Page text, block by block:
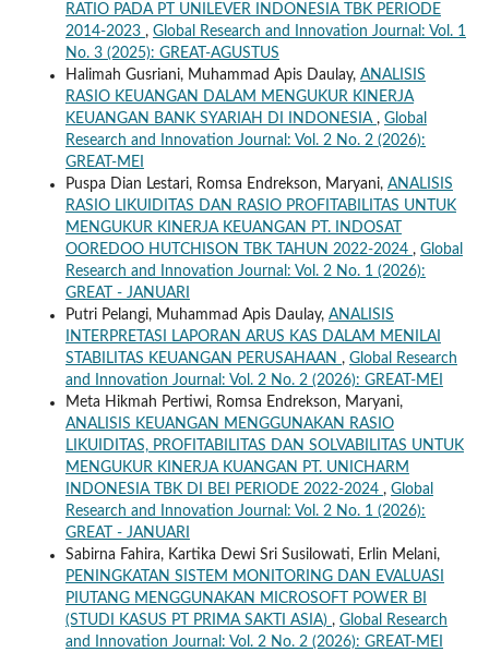
RATIO PADA PT UNILEVER INDONESIA TBK PERIODE
2014-2023 , Global Research and Innovation Journal: Vol. 1
No. 3 (2025): GREAT-AGUSTUS
Halimah Gusriani, Muhammad Apis Daulay, ANALISIS
RASIO KEUANGAN DALAM MENGUKUR KINERJA
KEUANGAN BANK SYARIAH DI INDONESIA , Global
Research and Innovation Journal: Vol. 2 No. 2 (2026):
GREAT-MEI
Puspa Dian Lestari, Romsa Endrekson, Maryani, ANALISIS
RASIO LIKUIDITAS DAN RASIO PROFITABILITAS UNTUK
MENGUKUR KINERJA KEUANGAN PT. INDOSAT
OOREDOO HUTCHISON TBK TAHUN 2022-2024 , Global
Research and Innovation Journal: Vol. 2 No. 1 (2026):
GREAT - JANUARI
Putri Pelangi, Muhammad Apis Daulay, ANALISIS
INTERPRETASI LAPORAN ARUS KAS DALAM MENILAI
STABILITAS KEUANGAN PERUSAHAAN , Global Research
and Innovation Journal: Vol. 2 No. 2 (2026): GREAT-MEI
Meta Hikmah Pertiwi, Romsa Endrekson, Maryani,
ANALISIS KEUANGAN MENGGUNAKAN RASIO
LIKUIDITAS, PROFITABILITAS DAN SOLVABILITAS UNTUK
MENGUKUR KINERJA KUANGAN PT. UNICHARM
INDONESIA TBK DI BEI PERIODE 2022-2024 , Global
Research and Innovation Journal: Vol. 2 No. 1 (2026):
GREAT - JANUARI
Sabirna Fahira, Kartika Dewi Sri Susilowati, Erlin Melani,
PENINGKATAN SISTEM MONITORING DAN EVALUASI
PIUTANG MENGGUNAKAN MICROSOFT POWER BI
(STUDI KASUS PT PRIMA SAKTI ASIA) , Global Research
and Innovation Journal: Vol. 2 No. 2 (2026): GREAT-MEI